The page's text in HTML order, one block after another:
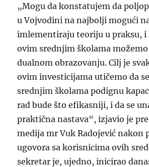
„Mogu da konstatujem da
u Vojvodini na najbolji mogući
imlementiraju teoriju u praksu, i
ovim srednjim školama
dualnom obrazovanju. Cilj je
ovim investicijama utičemo da
srednjim školama podignu
rad bude što efikasniji, i da se
praktična nastava“, izjavio je
medija mr Vuk Radojević nakon
ugovora sa korisnicima ovih
sekretar je, ujedno, inicirao